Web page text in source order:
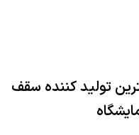
تولید کننده سقف